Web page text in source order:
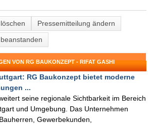
Pressemitteilung ändern
VON RG BAUKONZEPT - RIFAT GASHI
RG Baukonzept bietet moderne
...
seine regionale Sichtbarkeit im Bereich
und Umgebung. Das Unternehmen
Gewerbekunden,